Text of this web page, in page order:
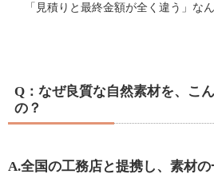
「見積りと最終金額が全く違う」な
Q：なぜ良質な自然素材を、こ
の？
A.全国の工務店と提携し、素材